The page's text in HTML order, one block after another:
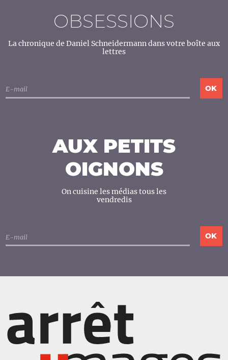
OBSESSIONS
La chronique de Daniel Schneidermann dans votre boîte aux
lettres
AUX PETITS
OIGNONS
On cuisine les médias tous les
vendredis